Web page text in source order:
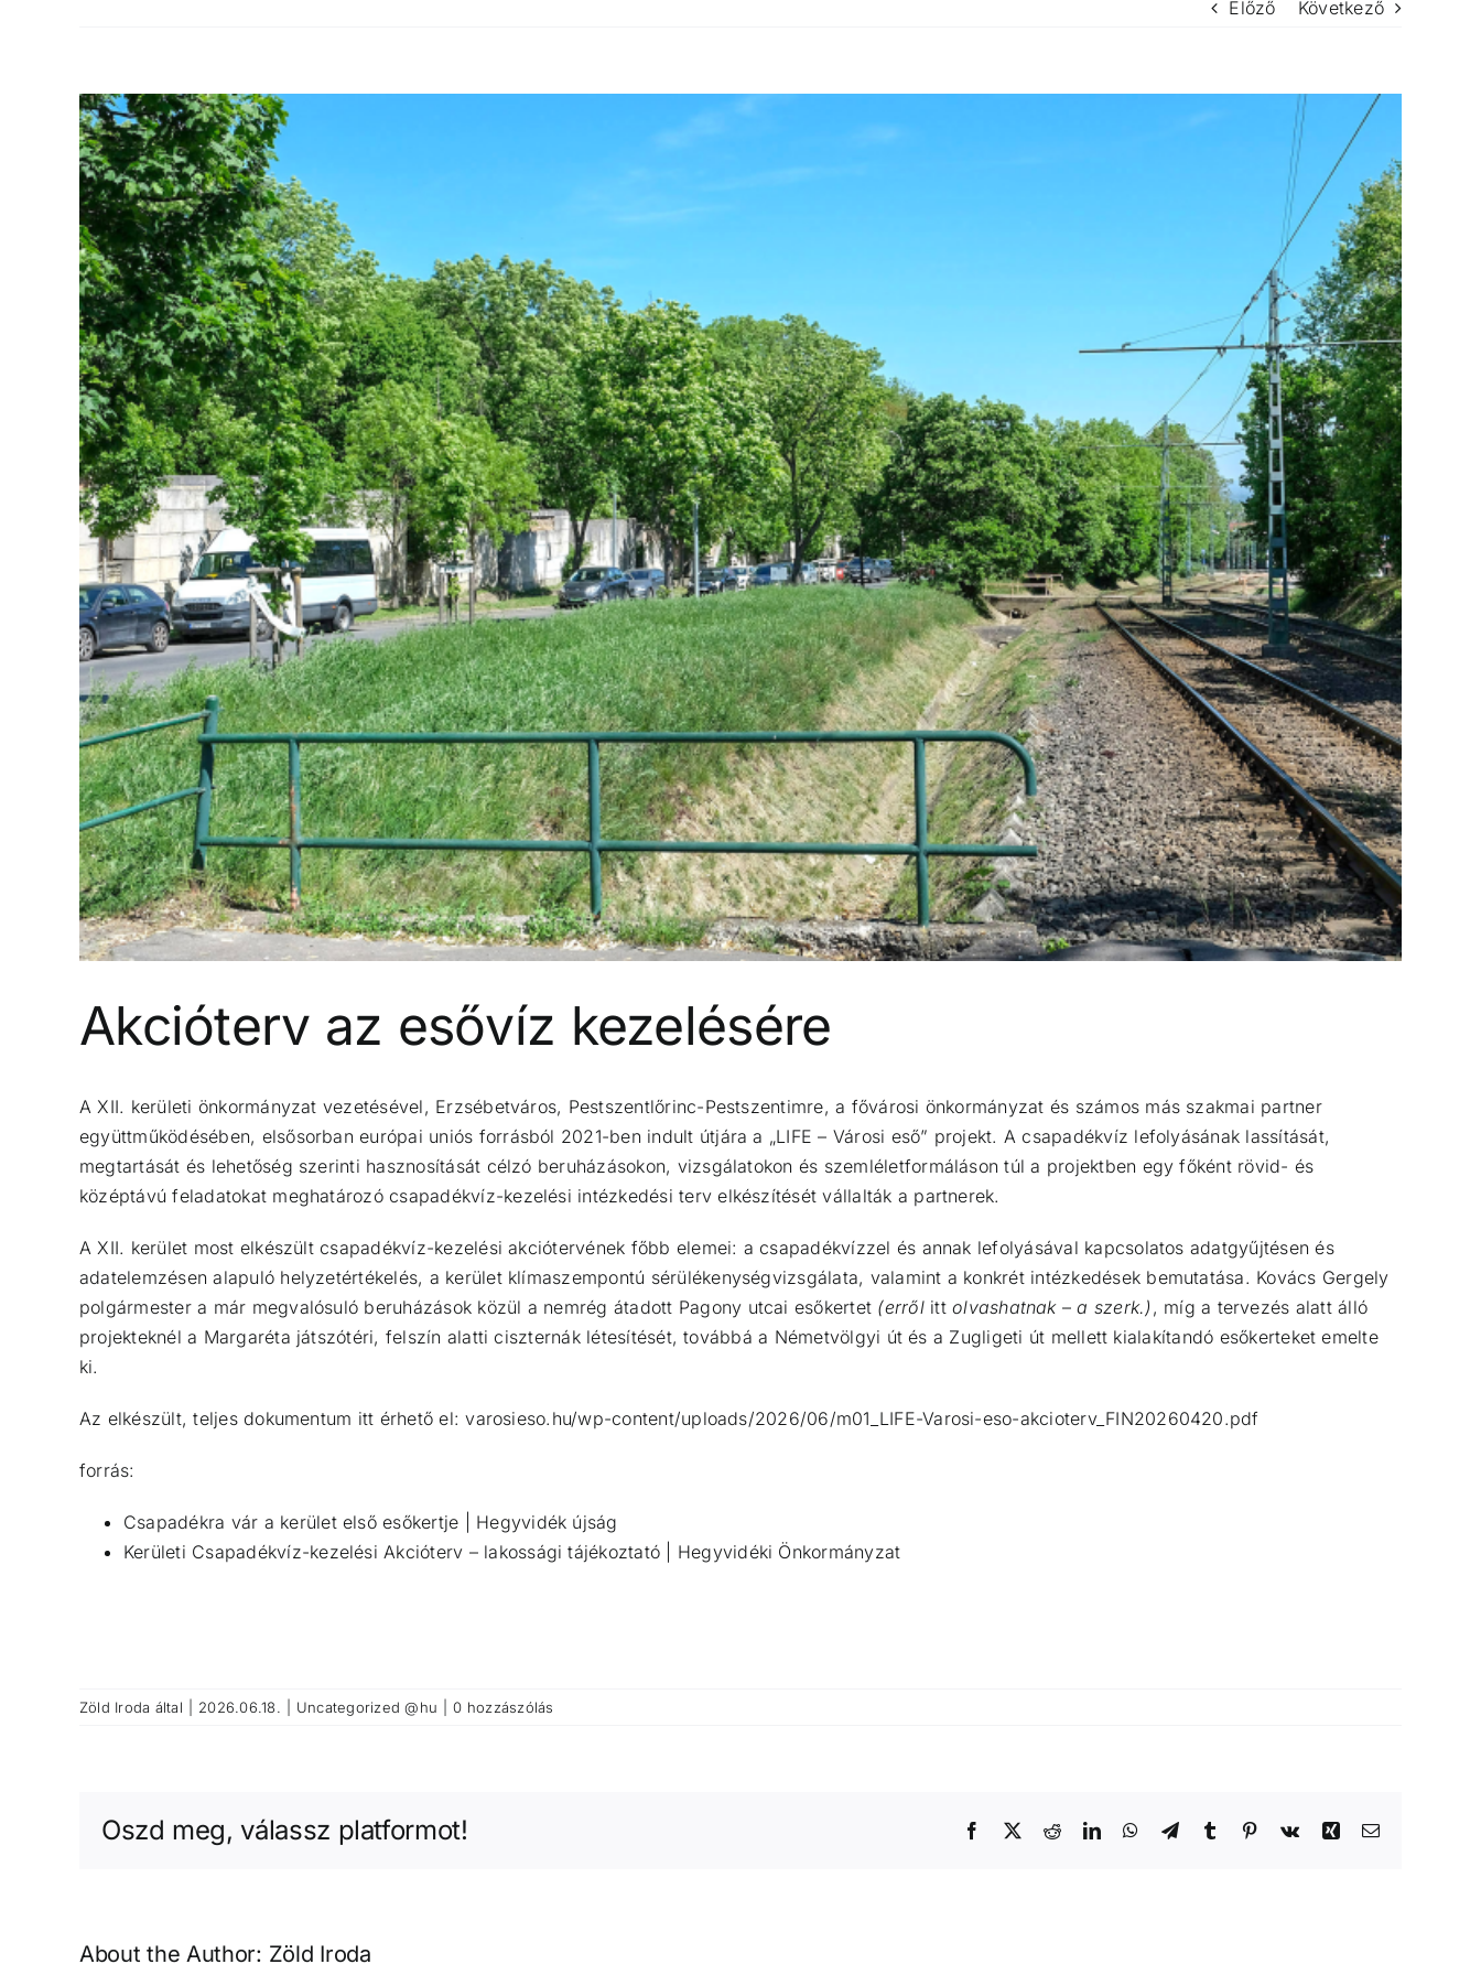
Előző Következő
View
Larger
Image
Akcióterv az esővíz kezelésére
A XII. kerületi önkormányzat vezetésével, Erzsébetváros, Pestszentlőrinc-Pestszentimre, a fővárosi önkormányzat és számos más szakmai partner
együttműködésében, elsősorban európai uniós forrásból 2021-ben indult útjára a „LIFE – Városi eső” projekt. A csapadékvíz lefolyásának lassítását,
megtartását és lehetőség szerinti hasznosítását célzó beruházásokon, vizsgálatokon és szemléletformáláson túl a projektben egy főként rövid- és
középtávú feladatokat meghatározó csapadékvíz-kezelési intézkedési terv elkészítését vállalták a partnerek.
A XII. kerület most elkészült csapadékvíz-kezelési akciótervének főbb elemei: a csapadékvízzel és annak lefolyásával kapcsolatos adatgyűjtésen és
adatelemzésen alapuló helyzetértékelés, a kerület klímaszempontú sérülékenységvizsgálata, valamint a konkrét intézkedések bemutatása. Kovács Gergely
polgármester a már megvalósuló beruházások közül a nemrég átadott Pagony utcai esőkertet (erről itt olvashatnak–a szerk.) , míg a tervezés alatt álló
projekteknél a Margaréta játszótéri, felszín alatti ciszternák létesítését, továbbá a Németvölgyi út és a Zugligeti út mellett kialakítandó esőkerteket emelte
ki.
Az elkészült, teljes dokumentum itt érhető el:varosieso.hu/wp-content/uploads/2026/06/m01_LIFE-Varosi-eso-akcioterv_FIN20260420.pdf
forrás:
Csapadékra vár a kerület első esőkertje | Hegyvidék újság
Kerületi Csapadékvíz-kezelési Akcióterv – lakossági tájékoztató | Hegyvidéki Önkormányzat
Zöld Iroda által 2026.06.18. Uncategorized @hu 0 hozzászólás
Oszd meg, válassz platformot! Facebook
X RedditLinkedInWhatsApp
TelegramTumblr Pinterest
Vk Xing Email:
About the Author: Zöld Iroda